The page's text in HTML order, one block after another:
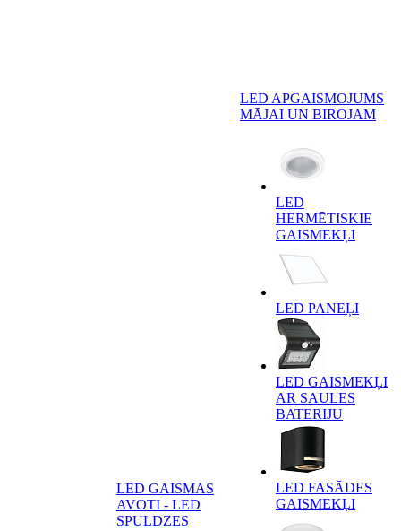
LED GAISMAS
AVOTI - LED
SPULDZES
LED APGAISMOJUMS
MĀJAI UN BIROJAM
LED
HERMĒTISKIE
GAISMEKĻI
LED PANEĻI
LED GAISMEKĻI
AR SAULES
BATERIJU
LED FASĀDES
GAISMEKĻI